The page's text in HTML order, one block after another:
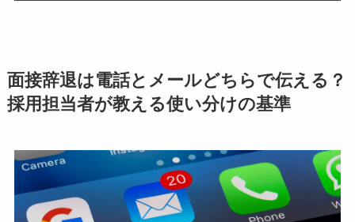
面接辞退は電話とメールどちらで伝える？
採用担当者が教える使い分けの基準